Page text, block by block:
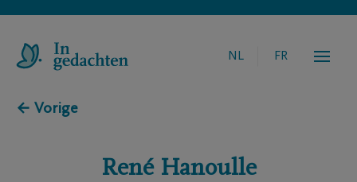
NL FR
← Vorige
René Hanoulle